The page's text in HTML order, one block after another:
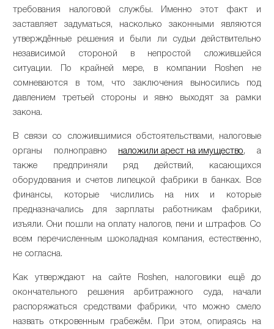
требования налоговой службы. Именно этот факт и
заставляет задуматься, насколько законными являются
утверждённые решения и были ли судьи действительно
независимой стороной в непростой сложившейся
ситуации. По крайней мере, в компании Roshen не
сомневаются в том, что заключения выносились под
давлением третьей стороны и явно выходят за рамки
закона.
В связи со сложившимися обстоятельствами, налоговые
органы полноправно наложили арест на имущество, а
также предприняли ряд действий, касающихся
оборудования и счетов липецкой фабрики в банках. Все
финансы, которые числились на них и которые
предназначались для зарплаты работникам фабрики,
изъяли. Они пошли на оплату налогов, пени и штрафов. Со
всем перечисленным шоколадная компания, естественно,
не согласна.
Как утверждают на сайте Roshen, налоговики ещё до
окончательного решения арбитражного суда, начали
распоряжаться средствами фабрики, что можно смело
назвать откровенным грабежём. При этом, опираясь на